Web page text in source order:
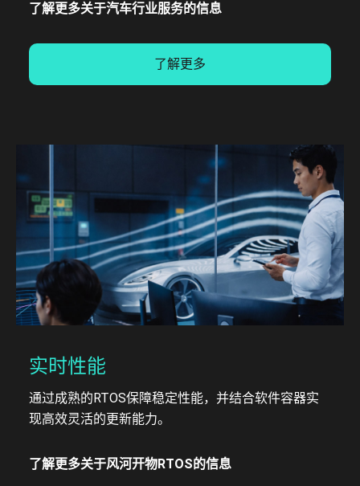
了解更多关于汽车行业服务的信息
了解更多
实时性能
通过成熟的RTOS保障稳定性能，并结合软件容器实
现高效灵活的更新能力。
了解更多关于风河开物RTOS的信息